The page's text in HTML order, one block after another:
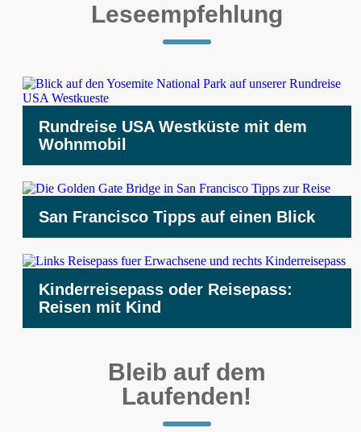
Leseempfehlung
Rundreise USA Westküste mit dem
Wohnmobil
San Francisco Tipps auf einen Blick
Kinderreisepass oder Reisepass:
Reisen mit Kind
Bleib auf dem
Laufenden!